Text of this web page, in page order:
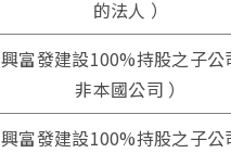
的法人 ）
興富發建設100%持股之子公
非本國公司 ）
興富發建設100%持股之子公